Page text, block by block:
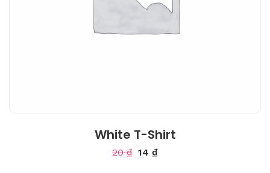
White T-Shirt
20₫ 14 ₫